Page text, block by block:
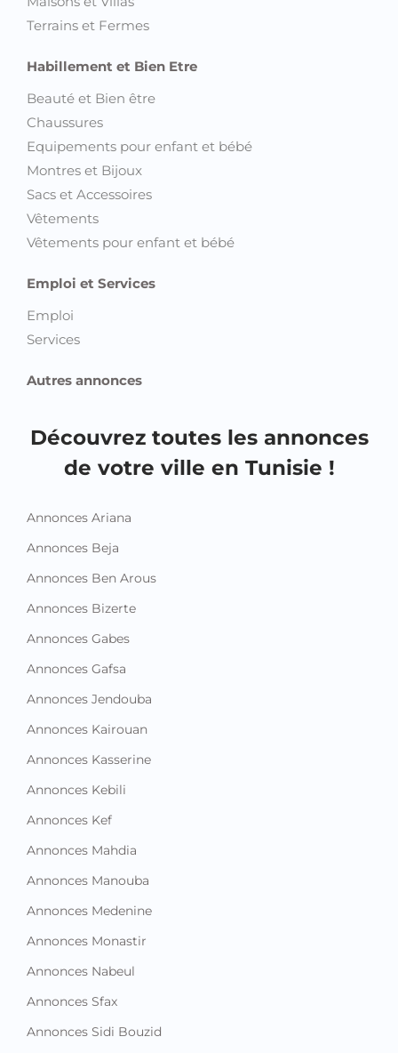
Terrains et Fermes
Habillement et Bien Etre
Beauté et Bien être
Chaussures
Equipements pour enfant et bébé
Montres et Bijoux
Sacs et Accessoires
Vêtements
Vêtements pour enfant et bébé
Emploi et Services
Emploi
Services
Autres annonces
Découvrez toutes les annonces
de votre ville en Tunisie !
Annonces Ariana
Annonces Beja
Annonces Ben Arous
Annonces Bizerte
Annonces Gabes
Annonces Gafsa
Annonces Jendouba
Annonces Kairouan
Annonces Kasserine
Annonces Kebili
Annonces Kef
Annonces Mahdia
Annonces Manouba
Annonces Medenine
Annonces Monastir
Annonces Nabeul
Annonces Sfax
Annonces Sidi Bouzid